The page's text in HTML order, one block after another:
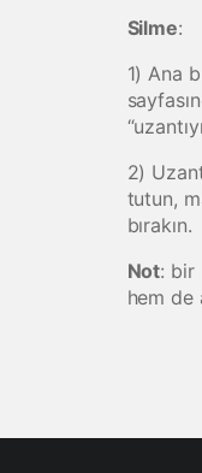
Silme:
1) Ana
2)
tutun,
bırakın.
Not: bir
hem de